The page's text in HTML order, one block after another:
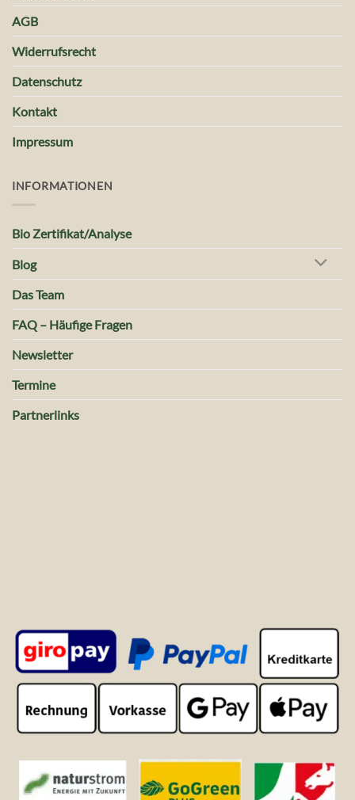
AGB
Widerrufsrecht
Datenschutz
Kontakt
Impressum
INFORMATIONEN
Bio Zertifikat/Analyse
Blog
Das Team
FAQ – Häufige Fragen
Newsletter
Termine
Partnerlinks